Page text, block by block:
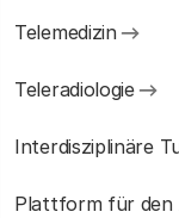
Telemedizin
Teleradiologie
Interdisziplinäre
Plattform für den